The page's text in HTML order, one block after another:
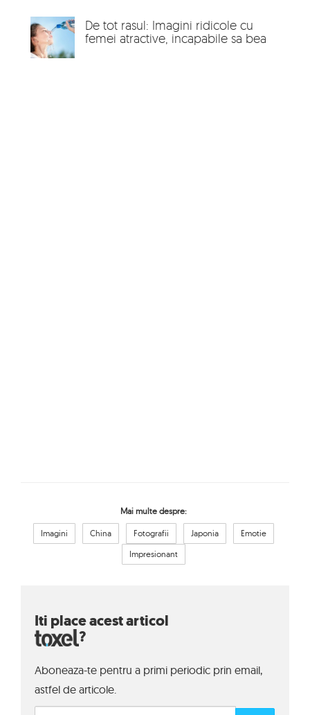
De tot rasul: Imagini ridicole cu
femei atractive, incapabile sa bea
Mai multe despre:
Imagini China Fotografii Japonia
Emotie
Impresionant
Iti place acest articol
?
Aboneaza-te pentru a primi periodic prin email,
astfel de articole.